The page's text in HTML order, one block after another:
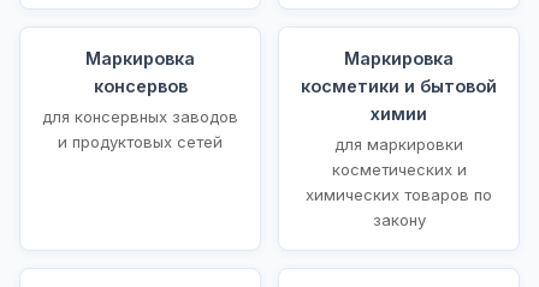
Маркировка
консервов
для консервных заводов
и продуктовых сетей
Маркировка
косметики и бытовой
химии
для маркировки
косметических и
химических товаров по
закону